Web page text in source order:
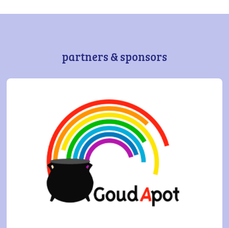
partners & sponsors